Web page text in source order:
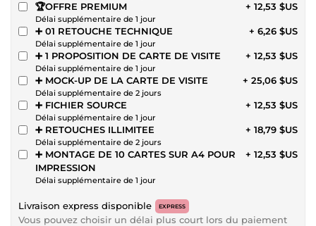
🏆OFFRE PREMIUM
Délai supplémentaire de 1 jour
+ 12,53 $US
➕ 01 RETOUCHE TECHNIQUE
Délai supplémentaire de 1 jour
+ 6,26 $US
➕ 1 PROPOSITION DE CARTE DE VISITE
Délai supplémentaire de 1 jour
+ 12,53 $US
➕ MOCK-UP DE LA CARTE DE VISITE
Délai supplémentaire de 2 jours
+ 25,06 $US
➕ FICHIER SOURCE
Délai supplémentaire de 1 jour
+ 12,53 $US
➕ RETOUCHES ILLIMITEE
Délai supplémentaire de 2 jours
+ 18,79 $US
➕ MONTAGE DE 10 CARTES SUR A4 POUR
IMPRESSION
Délai supplémentaire de 1 jour
+ 12,53 $US
Livraison express disponible EXPRESS
Vous pouvez choisir un délai plus court lors du paiement